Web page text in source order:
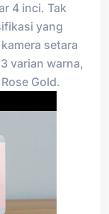
4 inci. Tak
yang
setara
varian warna,
Gold.